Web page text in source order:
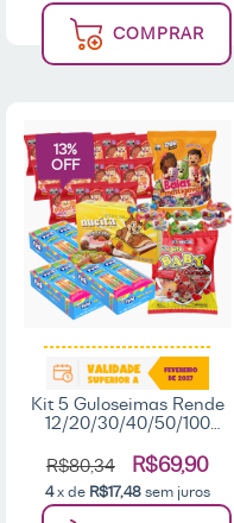
COMPRAR
13%
OFF
Kit 5 Guloseimas Rende
12/20/30/40/50/100
Lembrancinhas
Aniversário Infantil
Pipoquinha Bala Fini
R$80,34 R$69,90
4x de R$17,48sem juros